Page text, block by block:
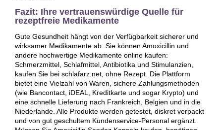
Fazit: Ihre vertrauenswürdige Quelle für
rezeptfreie Medikamente
Gute Gesundheit hängt von der Verfügbarkeit sicherer und
wirksamer Medikamente ab. Sie können Amoxicillin und
andere hochwertige Medikamente online kaufen:
Schmerzmittel, Schlafmittel, Antibiotika und Stimulanzien,
kaufen Sie bei schlafarz.net, ohne Rezept. Die Plattform
bietet eine Vielzahl von Waren, sichere Zahlungsmethoden
(wie Bancontact, iDEAL, Kreditkarte und sogar Krypto) und
eine schnelle Lieferung nach Frankreich, Belgien und in die
Niederlande. Alle Produkte werden getestet, diskret verpackt
und von gut geschultem Kundenservice-Personal ergänzt.